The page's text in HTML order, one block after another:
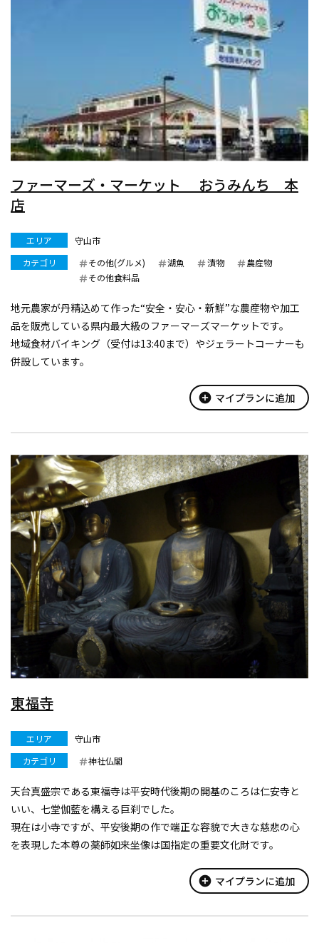
ファーマーズ・マーケット おうみんち 本
店
エリア
守山市
カテゴリ
その他(グルメ) 湖魚 漬物
農産物
その他食料品
地元農家が丹精込めて作った“安全・安心・新鮮”な農産物や加工
品を販売している県内最大級のファーマーズマーケットです。
地域食材バイキング（受付は13:40まで）やジェラートコーナーも
併設しています。
add_circle マイプランに追加
東福寺
エリア
守山市
カテゴリ
神社仏閣
天台真盛宗である東福寺は平安時代後期の開基のころは仁安寺と
いい、七堂伽藍を構える巨刹でした。
現在は小寺ですが、平安後期の作で端正な容貌で大きな慈悲の心
を表現した本尊の薬師如来坐像は国指定の重要文化財です。
立像は県指定文化財に指定されています。add_circle マイプランに追加